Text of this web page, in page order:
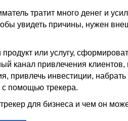
тратит много денег и
увидеть причины, нужен
или услугу,
канал привлечения
привлечь инвестиции,
помощью трекера.
трекер для бизнеса и чем он